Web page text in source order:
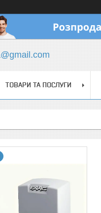
ТОВАРИ ТА ПОСЛУГИ